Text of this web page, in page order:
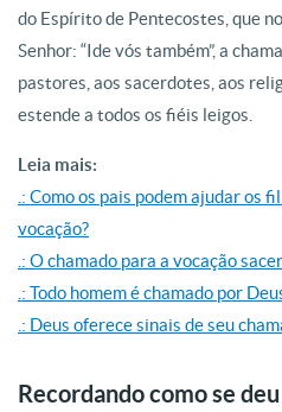
do Espírito de Pentecostes, que
Senhor: “Ide vós também”, a
pastores, aos sacerdotes, aos
estende a todos os fiéis leigos.
Leia mais:
.: Como os pais podem ajudar os
vocação?
.: O chamado para a vocação
.: Todo homem é chamado por
.: Deus oferece sinais de seu
Recordando como se